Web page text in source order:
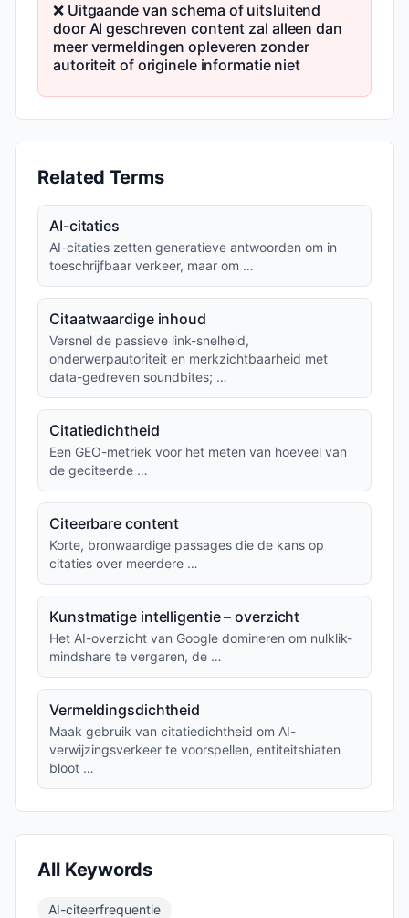
❌ Uitgaande van schema of uitsluitend
door AI geschreven content zal alleen dan
meer vermeldingen opleveren zonder
autoriteit of originele informatie niet
Related Terms
AI-citaties
AI-citaties zetten generatieve antwoorden om in
toeschrijfbaar verkeer, maar om …
Citaatwaardige inhoud
Versnel de passieve link-snelheid,
onderwerpautoriteit en merkzichtbaarheid met
data-gedreven soundbites; …
Citatiedichtheid
Een GEO-metriek voor het meten van hoeveel van
de geciteerde …
Citeerbare content
Korte, bronwaardige passages die de kans op
citaties over meerdere …
Kunstmatige intelligentie – overzicht
Het AI-overzicht van Google domineren om nulklik-
mindshare te vergaren, de …
Vermeldingsdichtheid
Maak gebruik van citatiedichtheid om AI-
verwijzingsverkeer te voorspellen, entiteitshiaten
bloot …
All Keywords
AI-citeerfrequentie